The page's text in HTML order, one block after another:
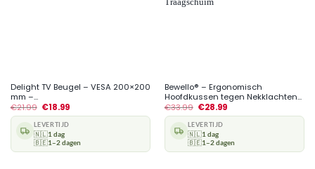
Delight TV Beugel – VESA 200×200
mm –...
€21.99 €18.99
LEVERTIJD
🇳🇱1 dag
🇧🇪1–2 dagen
Bewello® – Ergonomisch
Hoofdkussen tegen Nekklachten...
€33.99 €28.99
LEVERTIJD
🇳🇱1 dag
🇧🇪1–2 dagen